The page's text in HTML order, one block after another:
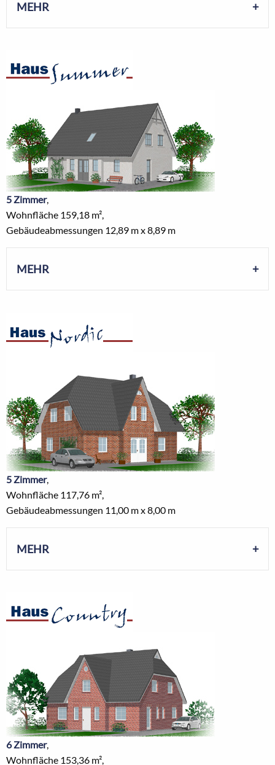
MEHR
5 Zimmer,
Wohnfläche 159,18 m²,
Gebäudeabmessungen 12,89 m x 8,89 m
MEHR
5 Zimmer,
Wohnfläche 117,76 m²,
Gebäudeabmessungen 11,00 m x 8,00 m
MEHR
6 Zimmer,
Wohnfläche 153,36 m²,